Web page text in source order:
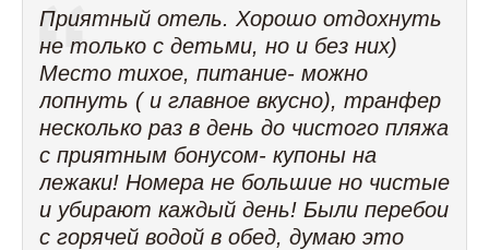
Приятный отель. Хорошо отдохнуть
не только с детьми, но и без них)
Место тихое, питание- можно
лопнуть ( и главное вкусно), транфер
несколько раз в день до чистого пляжа
с приятным бонусом- купоны на
лежаки! Номера не большие но чистые
и убирают каждый день! Были перебои
с горячей водой в обед, думаю это